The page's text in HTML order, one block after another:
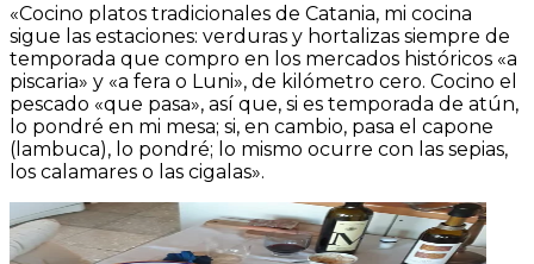
«Cocino platos tradicionales de Catania, mi cocina
sigue las estaciones: verduras y hortalizas siempre de
temporada que compro en los mercados históricos «a
piscaria» y «a fera o Luni», de kilómetro cero. Cocino el
pescado «que pasa», así que, si es temporada de atún,
lo pondré en mi mesa; si, en cambio, pasa el capone
(lambuca), lo pondré; lo mismo ocurre con las sepias,
los calamares o las cigalas».